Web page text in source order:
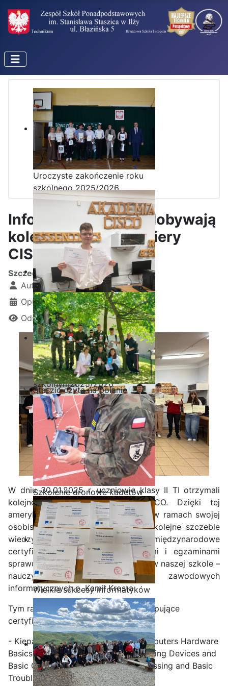
Uroczyste zakończenie roku
szkolnego 2025/2026
Ostatnia garść certyfikatów
Akademii CISCO w roku
szkolnym2025/2026
Staszic czyta na polanie
Szkolenie dronowe kadetów
OPW w Staszicu
Wielkie sukcesy informatyków
ze Staszica w Akademii
CISCO!
Informatycy z II TI zdobywają
kolejny szczebel kariery
CISCO
Szczegóły
Autor: Kamil Krosta
Opublikowano: 30 styczeń 2025
Odsłon: 1274
W dniu 30.01.2025 r. uczniowie klasy II TI otrzymali
kolejne certyfikaty Akademii CISCO. Dzięki tej
amerykańskiej platformie uczniowie w ramach swojej
osobistej ścieżce kariery pokonują kolejne szczeble
wiedzy, potwierdzane przez międzynarodowe
certyfikaty. Pieczę nad ich kursami i egzaminami
sprawuje administrator lokalnej sieci w naszej szkole –
nauczyciel przedmiotów zawodowych
informatycznych p. Kamil Krosta
Tym razem uczniowie otrzymali następujące
certyfikaty:
- Kiepas Jakub („Podstawy IT", "Computers Hardware
Basics", Networking Basics", "Networking Devices and
Basic Configuration", "Network Addressing and Basic
Troubleshooting" )